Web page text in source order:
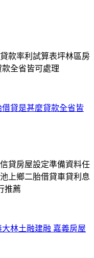
款率利試算表坪林區房
全省皆可處理
貸是甚麼貸款全省皆
貸房屋設定準備資料任
上鄉二胎借貸車貸利息
推薦
林土融建融 嘉義房屋